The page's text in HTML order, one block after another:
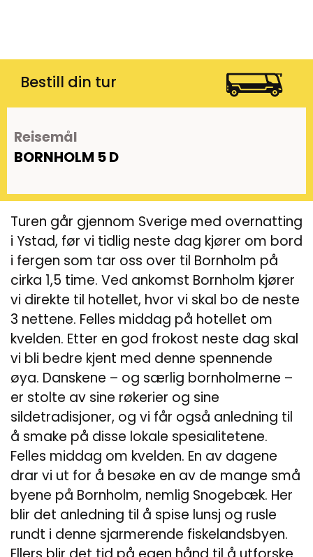
Bestill din tur
Reisemål
BORNHOLM 5 D
Turen går gjennom Sverige med overnatting
i Ystad, før vi tidlig neste dag kjører om bord
i fergen som tar oss over til Bornholm på
cirka 1,5 time. Ved ankomst Bornholm kjører
vi direkte til hotellet, hvor vi skal bo de neste
3 nettene. Felles middag på hotellet om
kvelden. Etter en god frokost neste dag skal
vi bli bedre kjent med denne spennende
øya. Danskene – og særlig bornholmerne –
er stolte av sine røkerier og sine
sildetradisjoner, og vi får også anledning til
å smake på disse lokale spesialitetene.
Felles middag om kvelden. En av dagene
drar vi ut for å besøke en av de mange små
byene på Bornholm, nemlig Snogebæk. Her
blir det anledning til å spise lunsj og rusle
rundt i denne sjarmerende fiskelandsbyen.